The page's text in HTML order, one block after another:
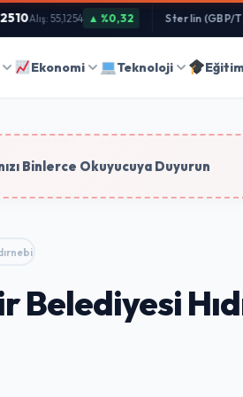
Alış: 55,1254 ▲ %0,32 Sterlin (GBP/TL)
Ekonomi Teknoloji Eğitim
Binlerce Okuyucuya Duyurun
Yaylası yolunda güvenlik…
Belediyesi